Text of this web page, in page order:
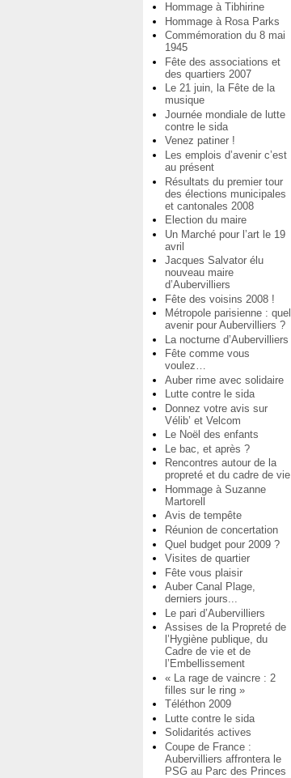
Hommage à Tibhirine
Hommage à Rosa Parks
Commémoration du 8 mai
1945
Fête des associations et
des quartiers 2007
Le 21 juin, la Fête de la
musique
Journée mondiale de lutte
contre le sida
Venez patiner !
Les emplois d’avenir c’est
au présent
Résultats du premier tour
des élections municipales
et cantonales 2008
Election du maire
Un Marché pour l’art le 19
avril
Jacques Salvator élu
nouveau maire
d’Aubervilliers
Fête des voisins 2008 !
Métropole parisienne : quel
avenir pour Aubervilliers ?
La nocturne d’Aubervilliers
Fête comme vous
voulez…
Auber rime avec solidaire
Lutte contre le sida
Donnez votre avis sur
Vélib’ et Velcom
Le Noël des enfants
Le bac, et après ?
Rencontres autour de la
propreté et du cadre de vie
Hommage à Suzanne
Martorell
Avis de tempête
Réunion de concertation
Quel budget pour 2009 ?
Visites de quartier
Fête vous plaisir
Auber Canal Plage,
derniers jours...
Le pari d’Aubervilliers
Assises de la Propreté de
l’Hygiène publique, du
Cadre de vie et de
l’Embellissement
« La rage de vaincre : 2
filles sur le ring »
Téléthon 2009
Lutte contre le sida
Solidarités actives
Coupe de France :
Aubervilliers affrontera le
PSG au Parc des Princes